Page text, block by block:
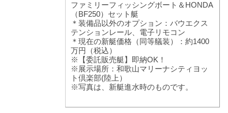
ファミリーフィッシングボート＆HONDA
（BF250）セット艇
＊装備品以外のオプション：バウエクス
テンションレール、電子リモコン
＊現在の新艇価格（同等艤装）：約1400
万円（税込）
※【委託販売艇】即納OK！
※展示場所：和歌山マリーナシティヨッ
ト倶楽部(陸上）
※写真は、新艇進水時のものです。